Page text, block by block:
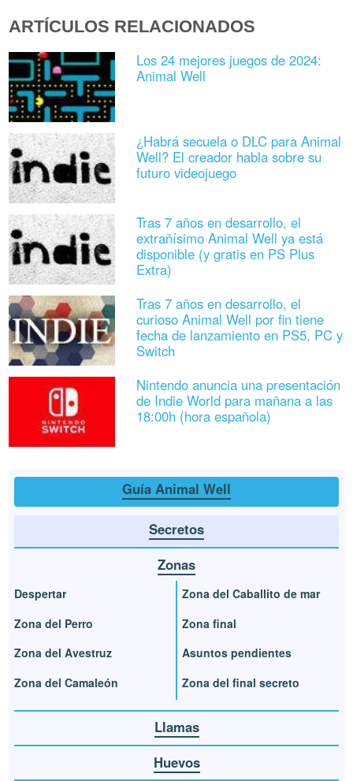
ARTÍCULOS RELACIONADOS
Los 24 mejores juegos de 2024:
Animal Well
¿Habrá secuela o DLC para Animal
Well? El creador habla sobre su
futuro videojuego
Tras 7 años en desarrollo, el
extrañísimo Animal Well ya está
disponible (y gratis en PS Plus
Extra)
Tras 7 años en desarrollo, el
curioso Animal Well por fin tiene
fecha de lanzamiento en PS5, PC y
Switch
Nintendo anuncia una presentación
de Indie World para mañana a las
18:00h (hora española)
Guía Animal Well
Secretos
Zonas
Despertar
Zona del Perro
Zona del Avestruz
Zona del Camaleón
Zona del Caballito de mar
Zona final
Asuntos pendientes
Zona del final secreto
Llamas
Huevos